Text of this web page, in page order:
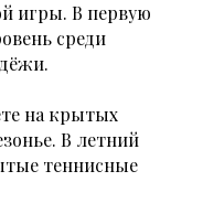
игры. В первую
среди
на крытых
В летний
теннисные